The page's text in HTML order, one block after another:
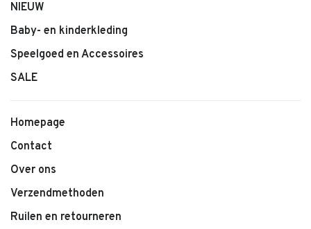
NIEUW
Baby- en kinderkleding
Speelgoed en Accessoires
SALE
Homepage
Contact
Over ons
Verzendmethoden
Ruilen en retourneren